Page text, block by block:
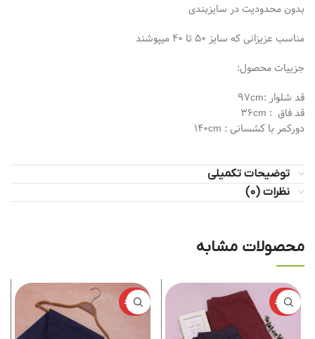
بدون محدودیت در سایزبندی
مناسب عزیزانی که سایز 50 تا 40 میپوشند
جزییات محصول:
قد شلوار :97cm
قد فاق ‌ : 36cm
دورکمر با کشسانی : 140cm
توضیحات تکمیلی
نظرات (0)
محصولات مشابه
ناموجود ناموجود